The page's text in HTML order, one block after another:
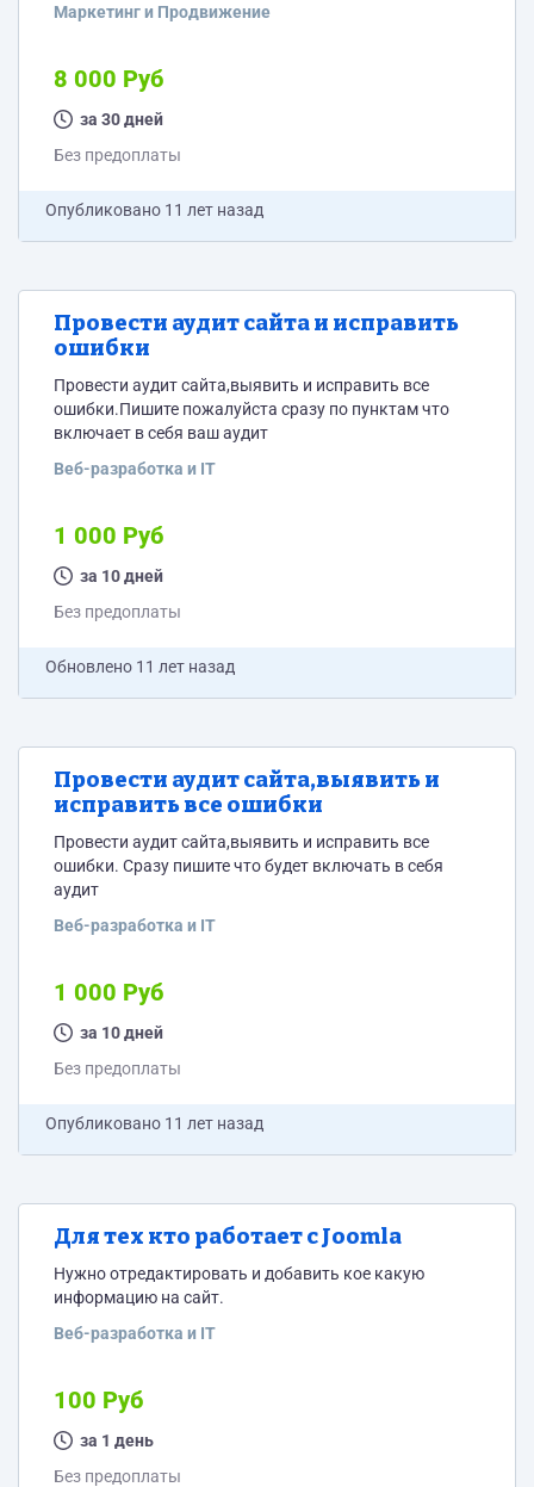
Маркетинг и Продвижение
8 000 Руб
за 30 дней
Без предоплаты
Опубликовано 11 лет назад
Провести аудит сайта и исправить
ошибки
Провести аудит сайта,выявить и исправить все
ошибки.Пишите пожалуйста сразу по пунктам что
включает в себя ваш аудит
Веб-разработка и IT
1 000 Руб
за 10 дней
Без предоплаты
Обновлено 11 лет назад
Провести аудит сайта,выявить и
исправить все ошибки
Провести аудит сайта,выявить и исправить все
ошибки. Сразу пишите что будет включать в себя
аудит
Веб-разработка и IT
1 000 Руб
за 10 дней
Без предоплаты
Опубликовано 11 лет назад
Для тех кто работает с Joomla
Нужно отредактировать и добавить кое какую
информацию на сайт.
Веб-разработка и IT
100 Руб
за 1 день
Без предоплаты